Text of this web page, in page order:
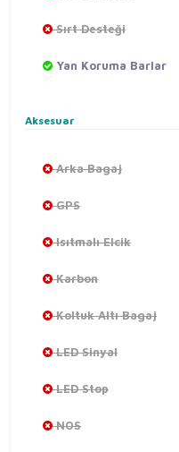
Sırt Desteği
Yan Koruma Barlar
Aksesuar
Arka Bagaj
GPS
Isıtmalı Elcik
Karbon
Koltuk Altı Bagaj
LED Sinyal
LED Stop
NOS